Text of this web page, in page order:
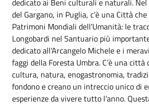
dedicato ai Beni culturali e naturali. Nel
del Gargano, in Puglia, c’è una Città
Patrimoni Mondiali dell’Umanità: le
Longobardi nel Santuario più
dedicato all’Arcangelo Michele e i
faggi della Foresta Umbra. C’è una
cultura, natura, enogastronomia,
fondono e creano un intreccio unico di
esperienze da vivere tutto l’anno.